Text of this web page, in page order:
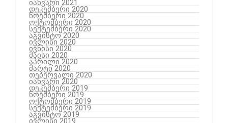
იანვარი 2021
დეკემბერი 2020
ნოემბერი 2020
ოქტომბერი 2020
სექტემბერი 2020
აგვისტო 2020
ივლისი 2020
ივნისი 2020
მაისი 2020
აპრილი 2020
მარტი 2020
თებერვალი 2020
იანვარი 2020
დეკემბერი 2019
ნოემბერი 2019
ოქტომბერი 2019
სექტემბერი 2019
აგვისტო 2019
ივლისი 2019